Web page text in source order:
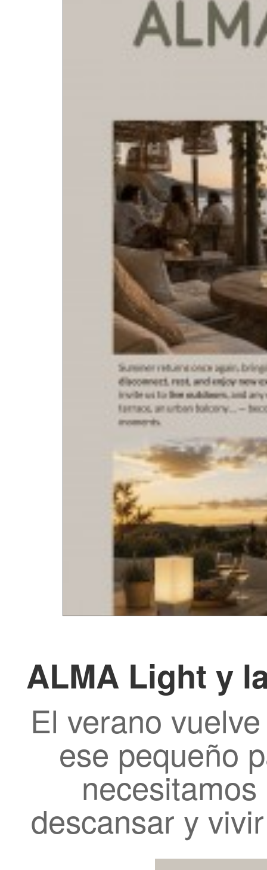
ALMA Light y
El verano
ese pequeño
descansar y